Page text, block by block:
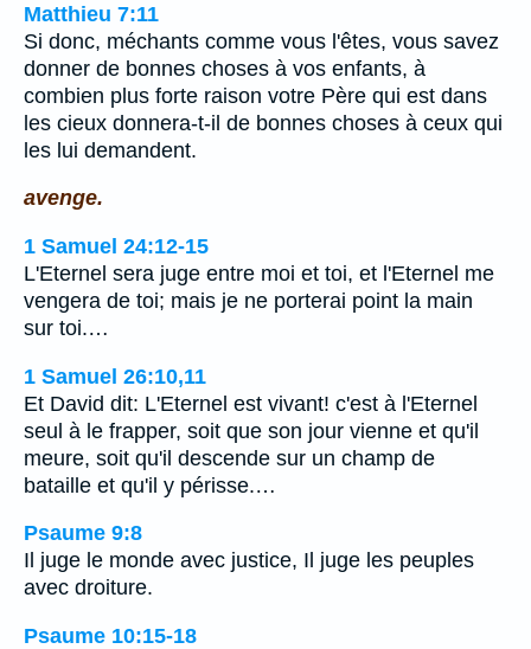
Matthieu 7:11
Si donc, méchants comme vous l'êtes, vous savez
donner de bonnes choses à vos enfants, à
combien plus forte raison votre Père qui est dans
les cieux donnera-t-il de bonnes choses à ceux qui
les lui demandent.
avenge.
1 Samuel 24:12-15
L'Eternel sera juge entre moi et toi, et l'Eternel me
vengera de toi; mais je ne porterai point la main
sur toi.…
1 Samuel 26:10,11
Et David dit: L'Eternel est vivant! c'est à l'Eternel
seul à le frapper, soit que son jour vienne et qu'il
meure, soit qu'il descende sur un champ de
bataille et qu'il y périsse.…
Psaume 9:8
Il juge le monde avec justice, Il juge les peuples
avec droiture.
Psaume 10:15-18